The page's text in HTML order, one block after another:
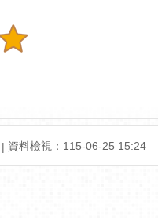
資料檢視： 115-06-25 15:24